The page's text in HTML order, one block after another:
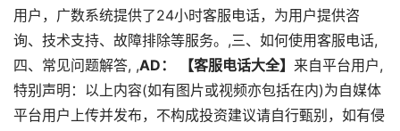
用户，广数系统提供了24小时客服电话，为用户提供咨
询、技术支持、故障排除等服务。,三、如何使用客服电话,
四、常见问题解答, ,AD： 【客服电话大全】 来自平台用户,
特别声明：以上内容(如有图片或视频亦包括在内)为自媒体
平台用户上传并发布，不构成投资建议请自行甄别，如有侵